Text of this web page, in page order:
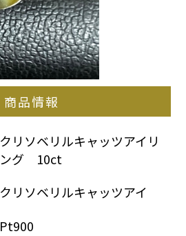
商品情報
クリソベリルキャッツアイリ
ング　10ct
クリソベリルキャッツアイ
Pt900